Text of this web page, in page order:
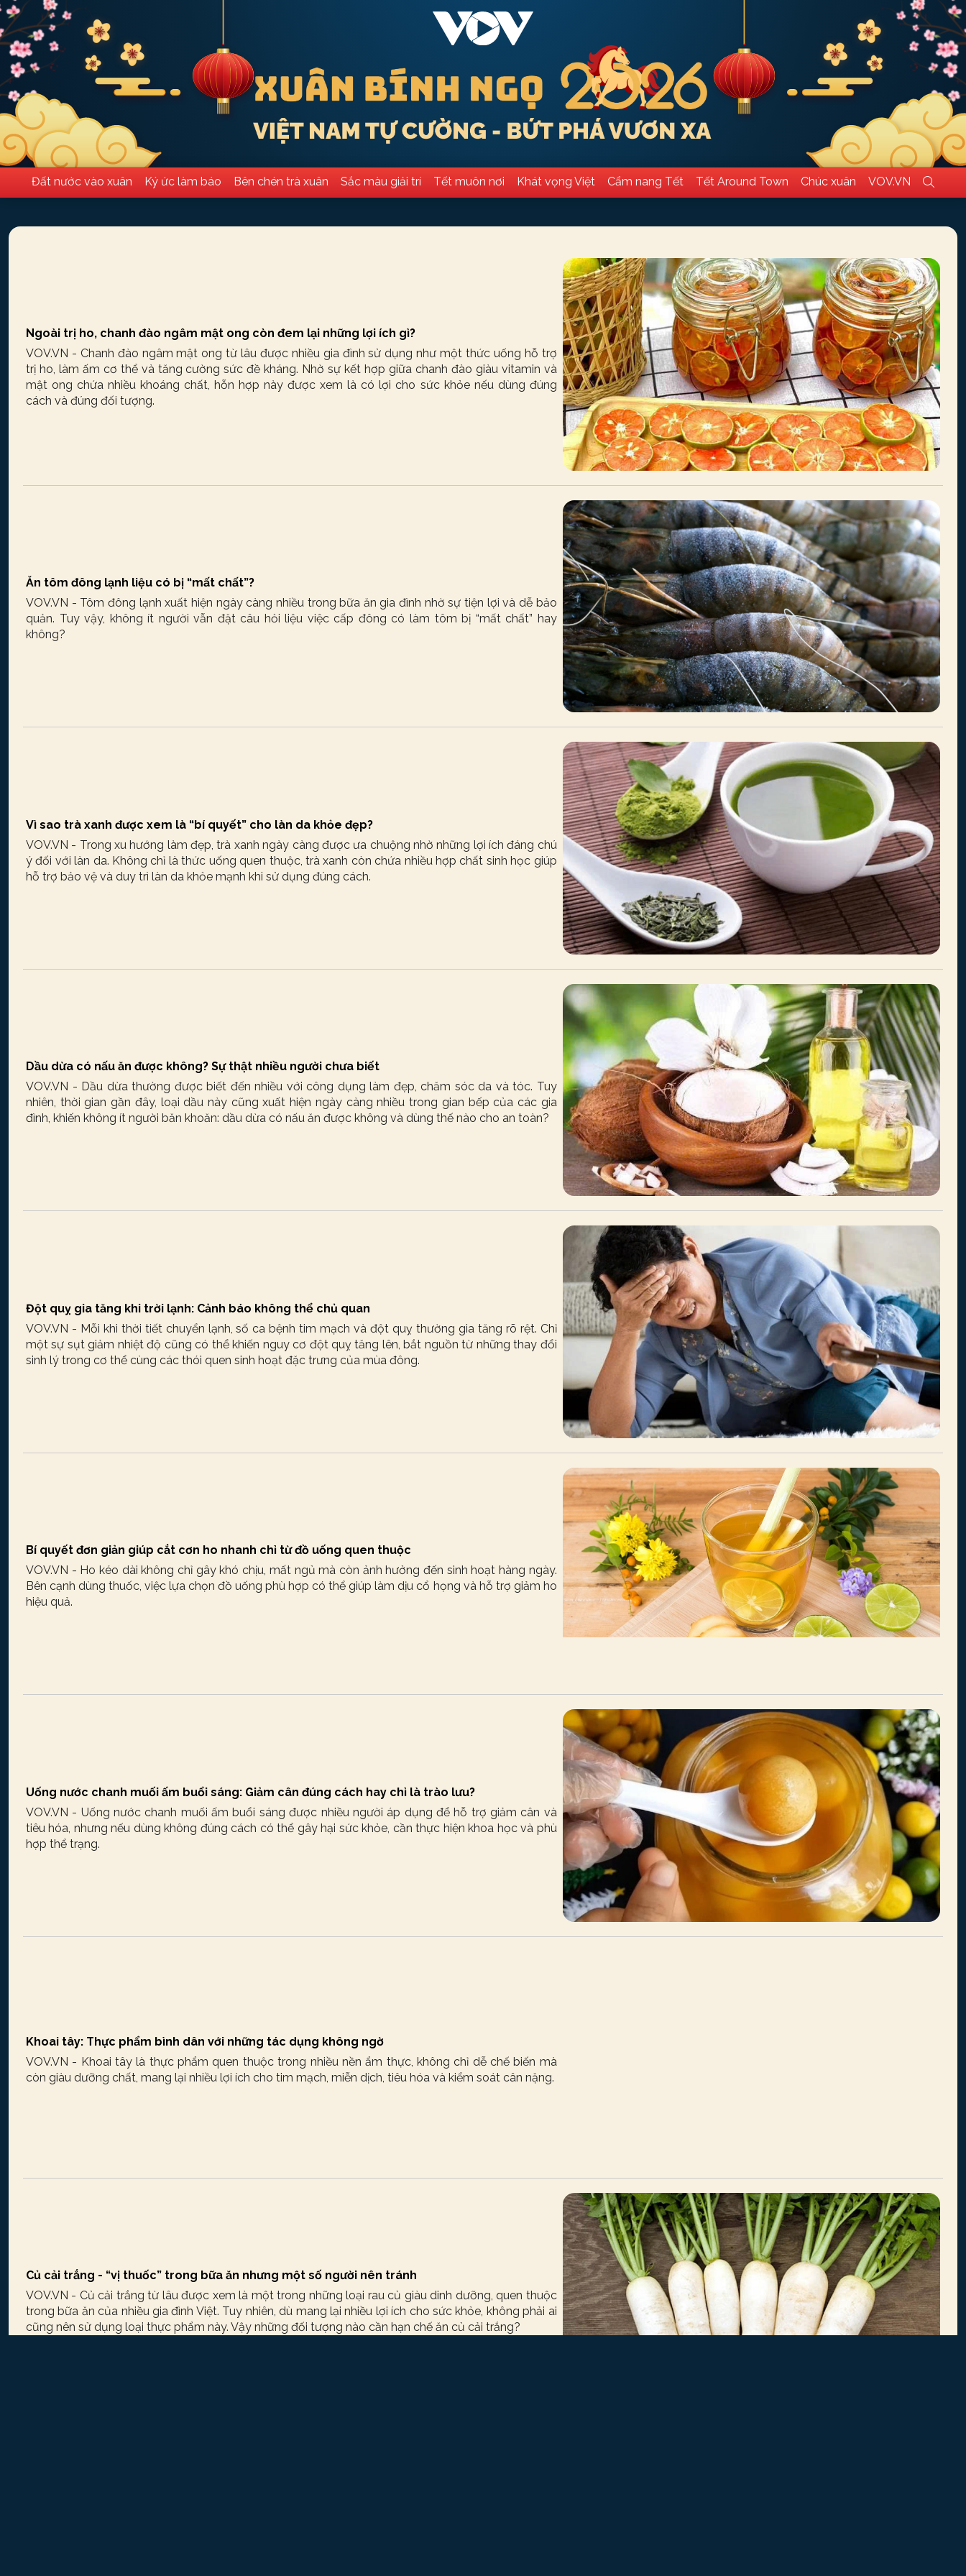
Đất nước vào xuân Ký ức làm báo Bên chén trà xuân Sắc màu giải trí Tết muôn nơi Khát vọng Việt Cẩm nang Tết Tết Around Town Chúc xuân VOV.VN
Ngoài trị ho, chanh đào ngâm mật ong còn đem lại những lợi ích gì?
VOV.VN - Chanh đào ngâm mật ong từ lâu được nhiều gia đình sử dụng như một thức uống hỗ trợ
trị ho, làm ấm cơ thể và tăng cường sức đề kháng. Nhờ sự kết hợp giữa chanh đào giàu vitamin và
mật ong chứa nhiều khoáng chất, hỗn hợp này được xem là có lợi cho sức khỏe nếu dùng đúng
cách và đúng đối tượng.
Ăn tôm đông lạnh liệu có bị “mất chất”?
VOV.VN - Tôm đông lạnh xuất hiện ngày càng nhiều trong bữa ăn gia đình nhờ sự tiện lợi và dễ bảo
quản. Tuy vậy, không ít người vẫn đặt câu hỏi liệu việc cấp đông có làm tôm bị “mất chất” hay
không?
Vì sao trà xanh được xem là “bí quyết” cho làn da khỏe đẹp?
VOV.VN - Trong xu hướng làm đẹp, trà xanh ngày càng được ưa chuộng nhờ những lợi ích đáng chú
ý đối với làn da. Không chỉ là thức uống quen thuộc, trà xanh còn chứa nhiều hợp chất sinh học giúp
hỗ trợ bảo vệ và duy trì làn da khỏe mạnh khi sử dụng đúng cách.
Dầu dừa có nấu ăn được không? Sự thật nhiều người chưa biết
VOV.VN - Dầu dừa thường được biết đến nhiều với công dụng làm đẹp, chăm sóc da và tóc. Tuy
nhiên, thời gian gần đây, loại dầu này cũng xuất hiện ngày càng nhiều trong gian bếp của các gia
đình, khiến không ít người băn khoăn: dầu dừa có nấu ăn được không và dùng thế nào cho an toàn?
Đột quỵ gia tăng khi trời lạnh: Cảnh báo không thể chủ quan
VOV.VN - Mỗi khi thời tiết chuyển lạnh, số ca bệnh tim mạch và đột quỵ thường gia tăng rõ rệt. Chỉ
một sự sụt giảm nhiệt độ cũng có thể khiến nguy cơ đột quỵ tăng lên, bắt nguồn từ những thay đổi
sinh lý trong cơ thể cùng các thói quen sinh hoạt đặc trưng của mùa đông.
Bí quyết đơn giản giúp cắt cơn ho nhanh chỉ từ đồ uống quen thuộc
VOV.VN - Ho kéo dài không chỉ gây khó chịu, mất ngủ mà còn ảnh hưởng đến sinh hoạt hàng ngày.
Bên cạnh dùng thuốc, việc lựa chọn đồ uống phù hợp có thể giúp làm dịu cổ họng và hỗ trợ giảm ho
hiệu quả.
Uống nước chanh muối ấm buổi sáng: Giảm cân đúng cách hay chỉ là trào lưu?
VOV.VN - Uống nước chanh muối ấm buổi sáng được nhiều người áp dụng để hỗ trợ giảm cân và
tiêu hóa, nhưng nếu dùng không đúng cách có thể gây hại sức khỏe, cần thực hiện khoa học và phù
hợp thể trạng.
Khoai tây: Thực phẩm bình dân với những tác dụng không ngờ
VOV.VN - Khoai tây là thực phẩm quen thuộc trong nhiều nền ẩm thực, không chỉ dễ chế biến mà
còn giàu dưỡng chất, mang lại nhiều lợi ích cho tim mạch, miễn dịch, tiêu hóa và kiểm soát cân nặng.
Củ cải trắng - “vị thuốc” trong bữa ăn nhưng một số người nên tránh
VOV.VN - Củ cải trắng từ lâu được xem là một trong những loại rau củ giàu dinh dưỡng, quen thuộc
trong bữa ăn của nhiều gia đình Việt. Tuy nhiên, dù mang lại nhiều lợi ích cho sức khỏe, không phải ai
cũng nên sử dụng loại thực phẩm này. Vậy những đối tượng nào cần hạn chế ăn củ cải trắng?